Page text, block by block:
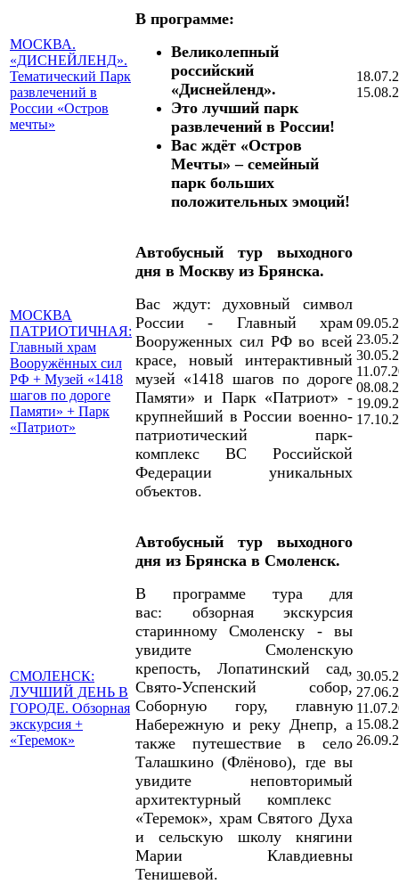
МОСКВА.
«ДИСНЕЙЛЕНД».
Тематический Парк
развлечений в
России «Остров
мечты»
В программе:
Великолепный
российский
«Диснейленд».
Это лучший парк
развлечений в России!
Вас ждёт «Остров
Мечты» – семейный
парк больших
положительных эмоций!
МОСКВА
ПАТРИОТИЧНАЯ:
Главный храм
Вооружённых сил
РФ + Музей «1418
шагов по дороге
Памяти» + Парк
«Патриот»
Автобусный тур выходного
дня в Москву из Брянска.
Вас ждут: духовный символ
России - Главный храм
Вооруженных сил РФ во всей
красе, новый интерактивный
музей «1418 шагов по дороге
Памяти» и Парк «Патриот» -
крупнейший в России военно-
патриотический парк-
комплекс ВС Российской
Федерации уникальных
объектов.
СМОЛЕНСК:
ЛУЧШИЙ ДЕНЬ В
ГОРОДЕ. Обзорная
экскурсия +
«Теремок»
Автобусный тур выходного
дня из Брянска в Смоленск.
В программе тура для
вас: обзорная экскурсия
старинному Смоленску - вы
увидите Смоленскую
крепость, Лопатинский сад,
Свято-Успенский собор,
Соборную гору, главную
Набережную и реку Днепр, а
также путешествие в село
Талашкино (Флёново), где вы
увидите неповторимый
архитектурный комплекс
«Теремок», храм Святого Духа
и сельскую школу княгини
Марии Клавдиевны
Тенишевой.